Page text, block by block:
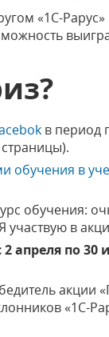
«1С-
в период
обучения в
обучения:
участвую в
апреля по 30
«1С-